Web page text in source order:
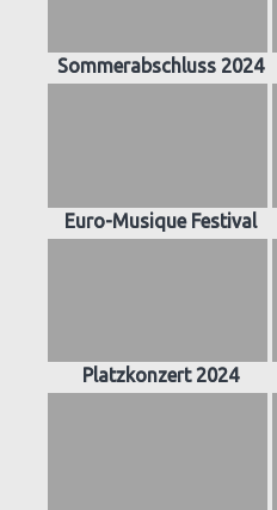
Sommerabschluss 2024
Euro-Musique Festival
Platzkonzert 2024